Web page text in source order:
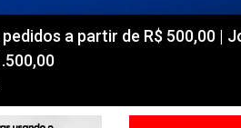
a partir de R$ 500,00 |